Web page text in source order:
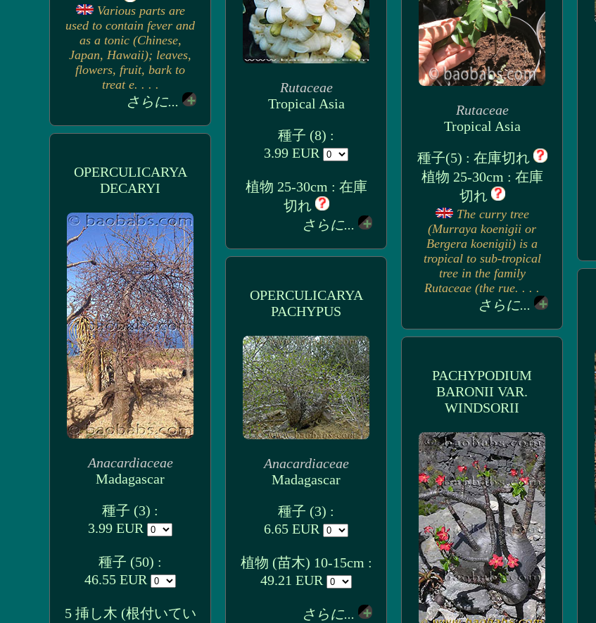
Various parts are
used to contain fever and
as a tonic (Chinese,
Japan, Hawaii); leaves,
flowers, fruit, bark to
treat e. . . .
さらに...
Rutaceae
Tropical Asia
種子(5) : 在庫切れ
植物 25-30cm : 在庫
切れ
The curry tree
(Murraya koenigii or
Bergera koenigii) is a
tropical to sub-tropical
tree in the family
Rutaceae (the rue. . . .
さらに...
Rutaceae
Tropical Asia
種子 (8) :
3.99 EUR
植物 25-30cm : 在庫
切れ
さらに...
OPERCULICARYA
DECARYI
Anacardiaceae
Madagascar
種子 (3) :
3.99 EUR
種子 (50) :
46.55 EUR
5 挿し木 (根付いてい
OPERCULICARYA
PACHYPUS
Anacardiaceae
Madagascar
種子 (3) :
6.65 EUR
植物 (苗木) 10-15cm :
49.21 EUR
さらに...
PACHYPODIUM
BARONII VAR.
WINDSORII